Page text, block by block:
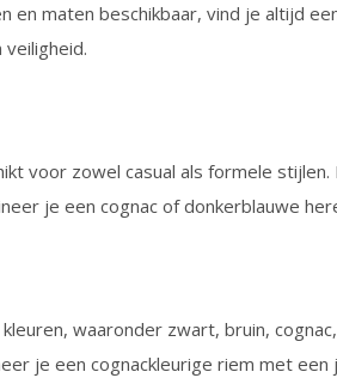
en maten beschikbaar, vind je altijd
voor zowel casual als formele
je een cognac of donkerblauwe
waaronder zwart, bruin,
je een cognackleurige riem met